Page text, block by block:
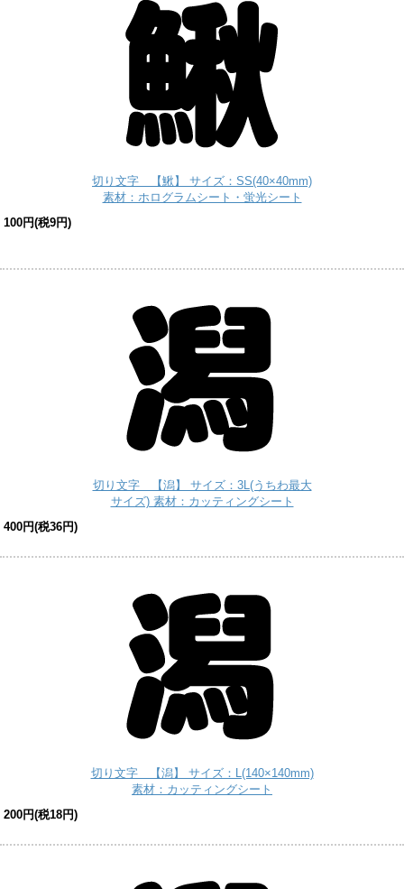
切り文字 【鰍】 サイズ：SS(40×40mm)
素材：ホログラムシート・蛍光シート
100円(税9円)
切り文字 【潟】 サイズ：3L(うちわ最大
サイズ) 素材：カッティングシート
400円(税36円)
切り文字 【潟】 サイズ：L(140×140mm)
素材：カッティングシート
200円(税18円)